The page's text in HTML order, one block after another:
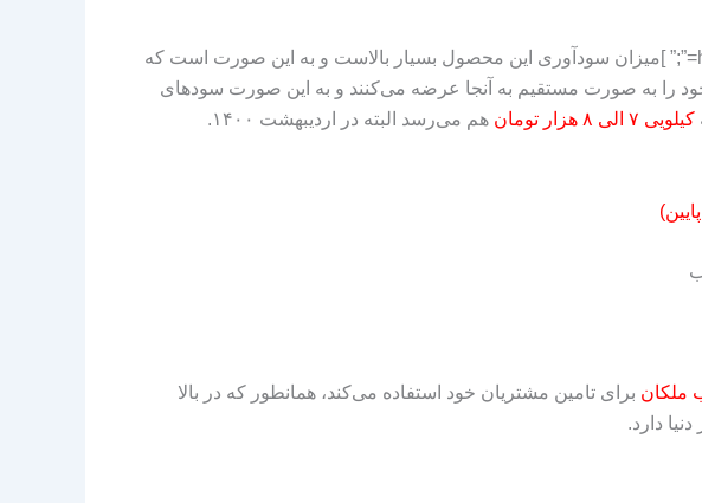
[highlight-paper shadow=”0 1px 4px rgba(0, 0, 0, 0.3), 0 0 20px rgba(0, 0, 0, 0.1) inset” align=”;” ]میزان سودآوری این محصول بسیار بالاست و به این صورت است که
را به صورت مستقیم به آنجا عرضه می‌کنند و به این صورت سودهای
کیلویی ۷ الی ۸ هزار تومان
هم می‌رسد البته در اردیبهشت ۱۴۰۰.
برای تامین مشتریان خود استفاده می‌کند، همانطور که در بالا
دارد.